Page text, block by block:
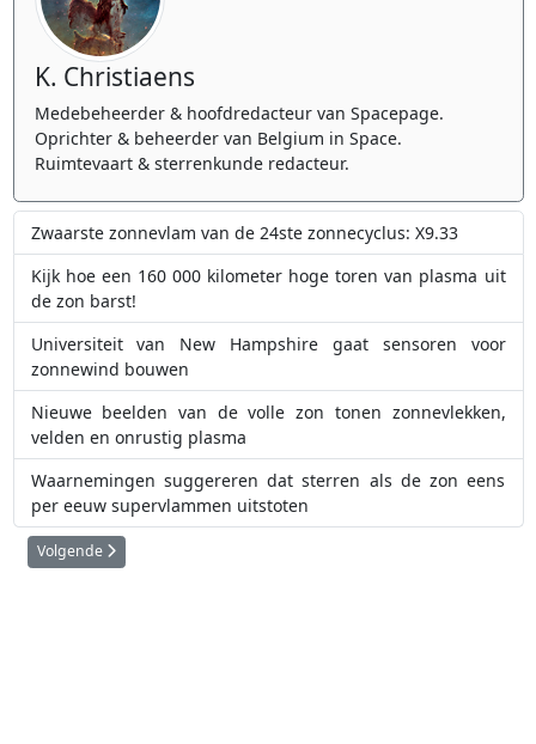
K. Christiaens
Medebeheerder & hoofdredacteur van Spacepage.
Oprichter & beheerder van Belgium in Space.
Ruimtevaart & sterrenkunde redacteur.
Zwaarste zonnevlam van de 24ste zonnecyclus: X9.33
Kijk hoe een 160 000 kilometer hoge toren van plasma uit
de zon barst!
Universiteit van New Hampshire gaat sensoren voor
zonnewind bouwen
Nieuwe beelden van de volle zon tonen zonnevlekken,
velden en onrustig plasma
Waarnemingen suggereren dat sterren als de zon eens
per eeuw supervlammen uitstoten
Volgende artikel: SMILE: De eerste globale röntgenkaart van het
Volgende